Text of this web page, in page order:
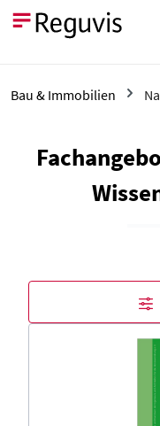
Zum Hauptinhalt springen
Bau & Immobilien